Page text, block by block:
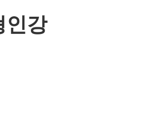
인강